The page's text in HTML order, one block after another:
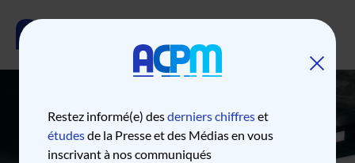
CLASSEMENT
Restez informé(e) desderniers chiffreset
étudesde la Presse et des Médias en vous
inscrivant à nos communiqués